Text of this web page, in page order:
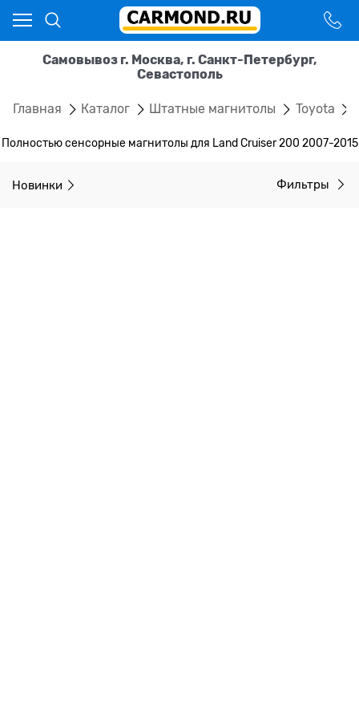
Самовывоз г. Москва, г. Санкт-Петербург,
Севастополь
Главная Каталог Штатные магнитолы Toyota
Полностью сенсорные магнитолы для Land Cruiser 200 2007-2015
Новинки Фильтры